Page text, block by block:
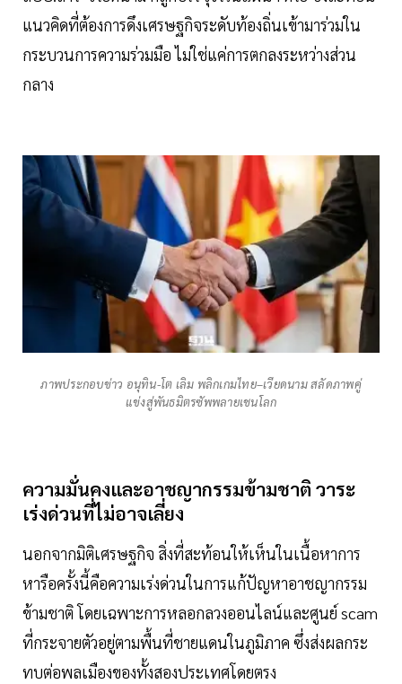
แนวคิดที่ต้องการดึงเศรษฐกิจระดับท้องถิ่นเข้ามาร่วมใน
กระบวนการความร่วมมือ ไม่ใช่แค่การตกลงระหว่างส่วน
กลาง
ภาพประกอบข่าว อนุทิน-โต เลิม พลิกเกมไทย–เวียดนาม สลัดภาพคู่
แข่งสู่พันธมิตรซัพพลายเชนโลก
ความมั่นคงและอาชญากรรมข้ามชาติ วาระ
เร่งด่วนที่ไม่อาจเลี่ยง
นอกจากมิติเศรษฐกิจ สิ่งที่สะท้อนให้เห็นในเนื้อหาการ
หารือครั้งนี้คือความเร่งด่วนในการแก้ปัญหาอาชญากรรม
ข้ามชาติ โดยเฉพาะการหลอกลวงออนไลน์และศูนย์ scam
ที่กระจายตัวอยู่ตามพื้นที่ชายแดนในภูมิภาค ซึ่งส่งผลกระ
ทบต่อพลเมืองของทั้งสองประเทศโดยตรง